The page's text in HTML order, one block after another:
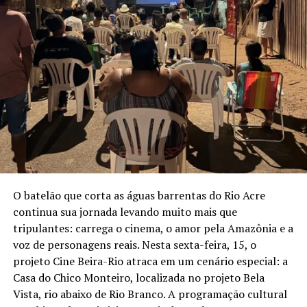
Prêmio Questão de Crítica de Melhor Direção e
Iluminação e Prêmio APTR de Melhor Cenografia e
entre outros.
Voltada a artistas e estudantes de teatro, a atividade
será realizada das 9h às 13h, na Universidade Federal do
Acre [ABI Teatro (UFAC) | Teatro Laboratório | Sala
Espaço Cênico]. Serão disponibilizadas 15 vagas, as
inscrições podem ser feitas pelo link abaixo.
https://docs.google.com/forms/d/e/1FAIpQLScxh2b0VCp
m
Para quem quer aprender sobre produção executiva e
planejamento de projetos culturais, a Oficina Petrobras
da Ideia ao Projeto é a oportunidade ideal. Conduzida
pelo produtor e gestor cultural, Felipe Valle, a oficina
abordará os passos essenciais para a criação e
elaboração de um projeto, desde a concepção até a
O batelão que corta as águas barrentas do Rio Acre
continua sua jornada levando muito mais que
tripulantes: carrega o cinema, o amor pela Amazônia e a
voz de personagens reais. Nesta sexta-feira, 15, o
projeto Cine Beira-Rio atraca em um cenário especial: a
Casa do Chico Monteiro, localizada no projeto Bela
Vista, rio abaixo de Rio Branco. A programação cultural